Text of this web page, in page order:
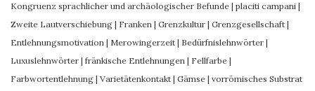
Kongruenz sprachlicher und archäologischer Befunde | placiti campani |
Zweite Lautverschiebung | Franken | Grenzkultur | Grenzgesellschaft |
Entlehnungsmotivation | Merowingerzeit | Bedürfnislehnwörter |
Luxuslehnwörter | fränkische Entlehnungen | Fellfarbe |
Farbwortentlehnung | Varietätenkontakt | Gämse | vorrömisches Substrat